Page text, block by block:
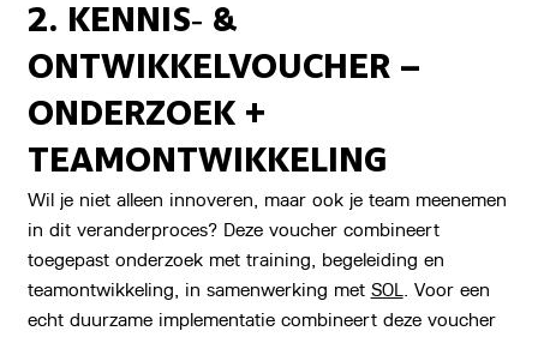
2. KENNIS‑ &
ONTWIKKELVOUCHER –
ONDERZOEK +
TEAMONTWIKKELING
Wil je niet alleen innoveren, maar ook je team meenemen
in dit veranderproces? Deze voucher combineert
toegepast onderzoek met training, begeleiding en
teamontwikkeling, in samenwerking met SOL. Voor een
echt duurzame implementatie combineert deze voucher